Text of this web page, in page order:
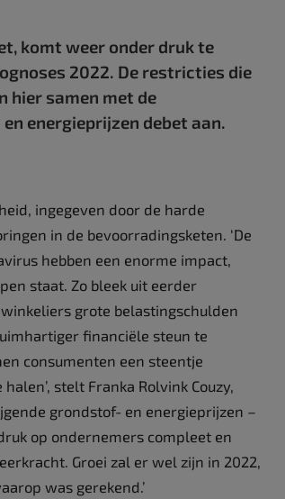
komt weer onder druk te
2022. De restricties die
hier samen met de
energieprijzen debet aan.
ingegeven door de harde
in de bevoorradingsketen. ‘De
hebben een enorme impact,
staat. Zo bleek uit eerder
grote belastingschulden
financiële steun te
consumenten een steentje
stelt Franka Rolvink Couzy,
grondstof- en energieprijzen –
op ondernemers compleet en
Groei zal er wel zijn in 2022,
was gerekend.’